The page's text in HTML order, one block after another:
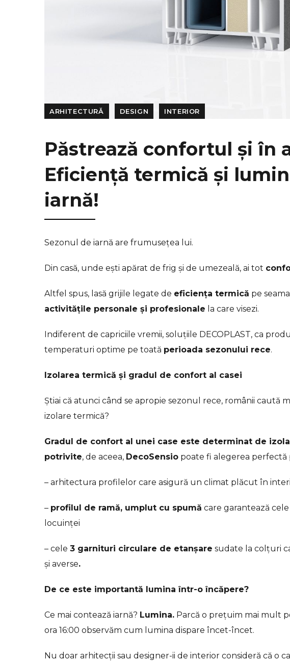
ARHITECTURĂ DESIGN INTERIOR
Păstrează confortul și în
Eficiență termică și
iarnă!
Sezonul de iarnă are frumusețea lui.
Din casă, unde ești apărat de frig și de umezeală, ai tot
Altfel spus, lasă grijile legate de eficiența termică pe
activitățile personale și profesionale la care visezi.
Indiferent de capriciile vremii, soluțiile DECOPLAST, ca
temperaturi optime pe toată perioada sezonului rece.
Izolarea termică și gradul de confort al casei
Știai că atunci când se apropie sezonul rece, românii caută
izolare termică?
Gradul de confort al unei case este determinat de
potrivite, de aceea, DecoSensio poate fi alegerea
– arhitectura profilelor care asigură un climat plăcut în
– profilul de ramă, umplut cu spumă care garantează
locuinței
– cele 3 garnituri circulare de etanșare sudate la colțuri
și averse.
De ce este importantă lumina într-o încăpere?
Ce mai contează iarnă? Lumina. Parcă o prețuim mai mult
ora 16:00 observăm cum lumina dispare încet-încet.
Nu doar arhitecții sau designer-ii de interior consideră că o